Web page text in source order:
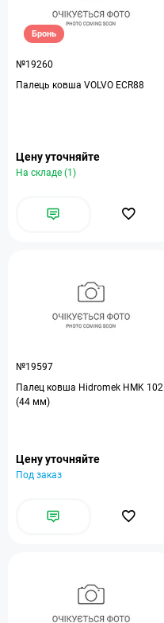
Бронь
№19260
Палець ковша VOLVO ECR88
Цену уточняйте
На складе (1)
№19597
Палец ковша Hidromek HMK 102
(44 мм)
Цену уточняйте
Под заказ